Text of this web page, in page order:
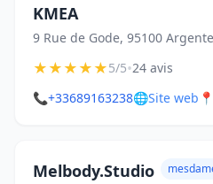
KMEA
9 Rue de Gode, 95100
★★★★★5/5•24 avis
📞+33689163238🌐Site web 📍
Melbody.Studio